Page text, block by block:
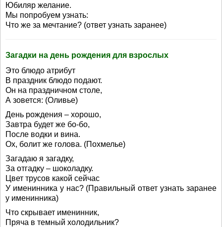
Юбиляр желание.
Мы попробуем узнать:
Что же за мечтание? (ответ узнать заранее)
Загадки на день рождения для взрослых
Это блюдо атрибут
В праздник блюдо подают.
Он на праздничном столе,
А зовется: (Оливье)
День рождения – хорошо,
Завтра будет же бо-бо,
После водки и вина.
Ох, болит же голова. (Похмелье)
Загадаю я загадку,
За отгадку – шоколадку.
Цвет трусов какой сейчас
У именинника у нас? (Правильный ответ узнать заранее
у именинника)
Что скрывает именинник,
Пряча в темный холодильник?